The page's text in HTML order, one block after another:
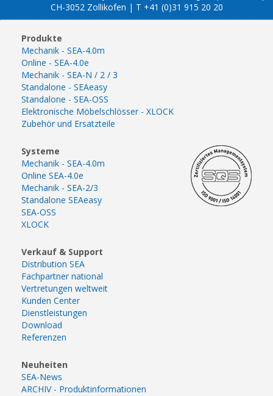
CH-3052 Zollikofen | T +41 (0)31 915 20 20
Produkte
Mechanik - SEA-4.0m
Online - SEA-4.0e
Mechanik - SEA-N / 2 / 3
Standalone - SEAeasy
Standalone - SEA-OSS
Elektronische Möbelschlösser - XLOCK
Zubehör und Ersatzteile
Systeme
Mechanik - SEA-4.0m
Online SEA-4.0e
Mechanik - SEA-2/3
Standalone SEAeasy
SEA-OSS
XLOCK
Verkauf & Support
Distribution SEA
Fachpartner national
Vertretungen weltweit
Kunden Center
Dienstleistungen
Download
Referenzen
Neuheiten
SEA-News
ARCHIV - Produktinformationen